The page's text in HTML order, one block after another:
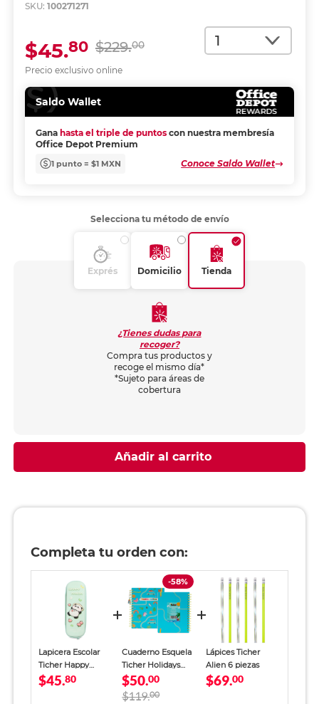
SKU: 100271271
Cantidad
Precio exclusivo online
$229.00
$45.80
Saldo Wallet
Gana hasta el triple de puntos con nuestra membresía
Office Depot Premium
1 punto = $1 MXN Conoce Saldo Wallet
Selecciona tu método de envío
Exprés Domicilio Tienda
¿Tienes dudas para
recoger?
Compra tus productos y
recoge el mismo día*
*Sujeto para áreas de
cobertura
Añadir al carrito
Completa tu orden con:
Lapicera Escolar
Ticher Happy
Panda Verde Niña
$45.80
-58%
Cuaderno Esquela
Ticher Holidays
Mixto 61 hojas
$50.00
$119.00
Lápices Ticher
Alien 6 piezas
$69.00